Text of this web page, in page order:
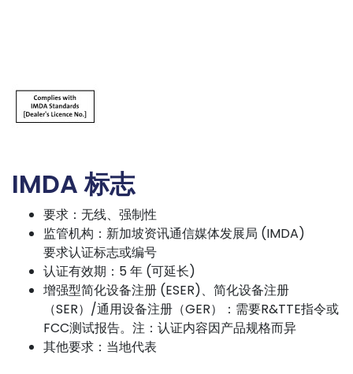
IMDA 标志
要求：无线、强制性
监管机构：新加坡资讯通信媒体发展局 (IMDA)
要求认证标志或编号
认证有效期：5 年 (可延长)
增强型简化设备注册 (ESER)、简化设备注册
（SER）/通用设备注册（GER）：需要R&TTE指令或
FCC测试报告。注：认证内容因产品规格而异
其他要求：当地代表